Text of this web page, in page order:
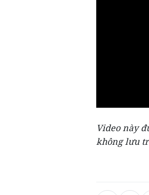
Video này
không lưu